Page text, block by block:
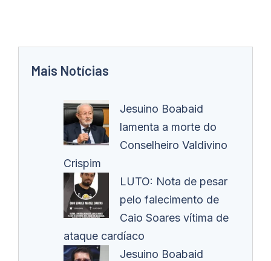
Mais Notícias
Jesuino Boabaid
lamenta a morte do
Conselheiro Valdivino
Crispim
LUTO: Nota de pesar
pelo falecimento de
Caio Soares vítima de
ataque cardíaco
Jesuino Boabaid